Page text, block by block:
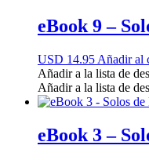
eBook 9 –
USD 14.95 Añadir al
Añadir a la lista de
Añadir a la lista de
eBook 3 –